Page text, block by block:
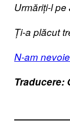
Urmăriți-l
Ți-a plăcut
N-am
Traducere: